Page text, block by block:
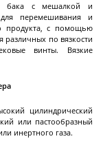
бака с мешалкой и
перемешивания и
продукта, с помощью
по вязкости
винты. Вязкие
а
цилиндрический
или пастообразный
инертного газа.